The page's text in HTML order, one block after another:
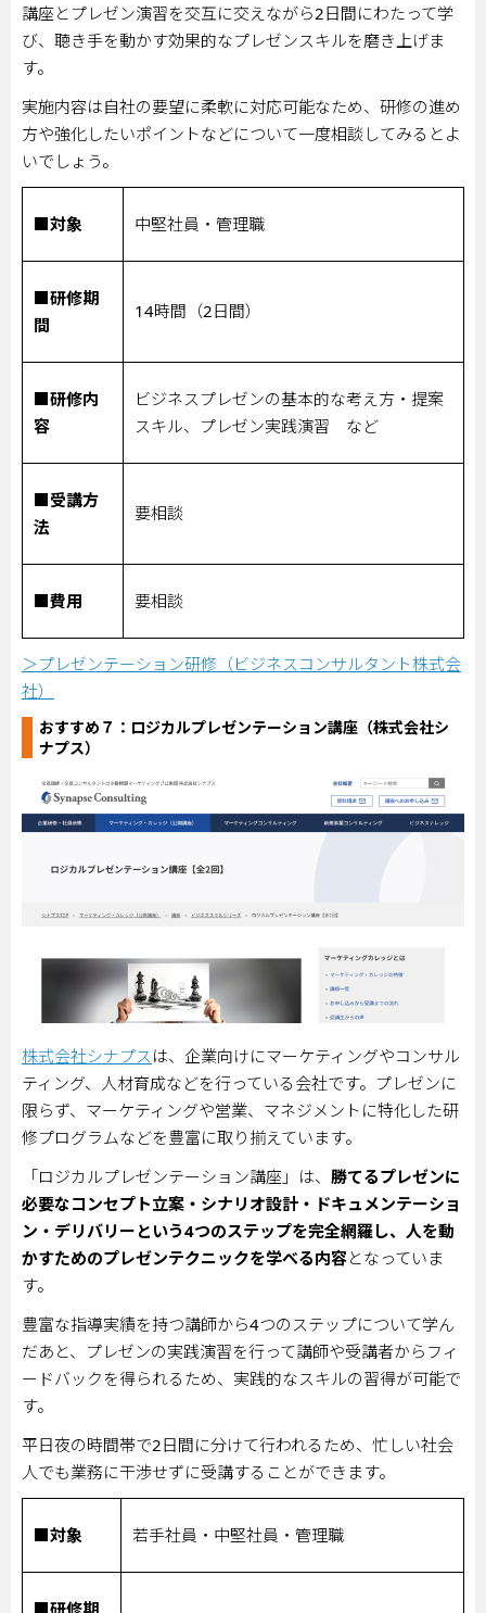
講座とプレゼン演習を交互に交えながら2日間にわたって学
び、聴き手を動かす効果的なプレゼンスキルを磨き上げま
す。
実施内容は自社の要望に柔軟に対応可能なため、研修の進め
方や強化したいポイントなどについて一度相談してみるとよ
いでしょう。
■対象 中堅社員・管理職
■研修期
間
14時間（2日間）
■研修内
容
ビジネスプレゼンの基本的な考え方・提案
スキル、プレゼン実践演習 など
■受講方
法
要相談
■費用 要相談
＞プレゼンテーション研修（ビジネスコンサルタント株式会
社）
おすすめ７： ロジカルプレゼンテーション講座（株式会社シ
ナプス）
株式会社シナプス は、企業向けにマーケティングやコンサル
ティング、人材育成などを行っている会社です。プレゼンに
限らず、マーケティングや営業、マネジメントに特化した研
修プログラムなどを豊富に取り揃えています。
「ロジカルプレゼンテーション講座」は、 勝てるプレゼンに
必要なコンセプト立案・シナリオ設計・ドキュメンテーショ
ン・デリバリーという4つのステップを完全網羅し、人を動
かすためのプレゼンテクニックを学べる内容となっていま
す。
豊富な指導実績を持つ講師から4つのステップについて学ん
だあと、プレゼンの実践演習を行って講師や受講者からフィ
ードバックを得られるため、実践的なスキルの習得が可能で
す。
平日夜の時間帯で2日間に分けて行われるため、忙しい社会
人でも業務に干渉せずに受講することができます。
■対象 若手社員・中堅社員・管理職